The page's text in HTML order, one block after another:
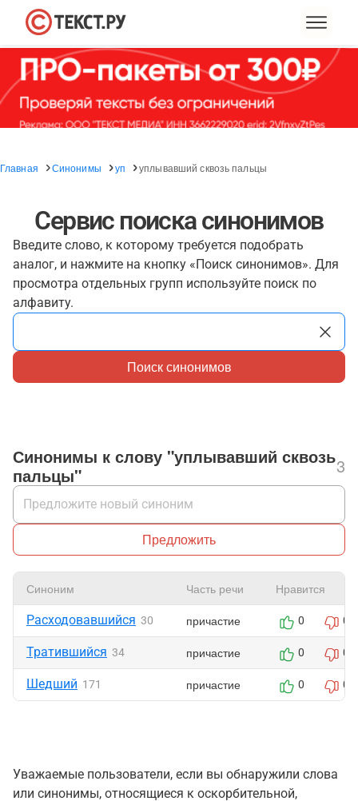
Главная Синонимы уп уплывавший сквозь пальцы
Сервис поиска синонимов
Введите слово, к которому требуется подобрать
аналог, и нажмите на кнопку «Поиск синонимов». Для
просмотра отдельных групп используйте поиск по
алфавиту.
Поиск синонимов
Синонимы к слову "уплывавший сквозь
пальцы"
3
Предложить
Синоним Часть речи Нравится
Расходовавшийся 30 причастие 0 0
Тратившийся 34 причастие 0 0
Шедший 171 причастие 0 0
Уважаемые пользователи, если вы обнаружили слова
или синонимы, относящиеся к оскорбительной,